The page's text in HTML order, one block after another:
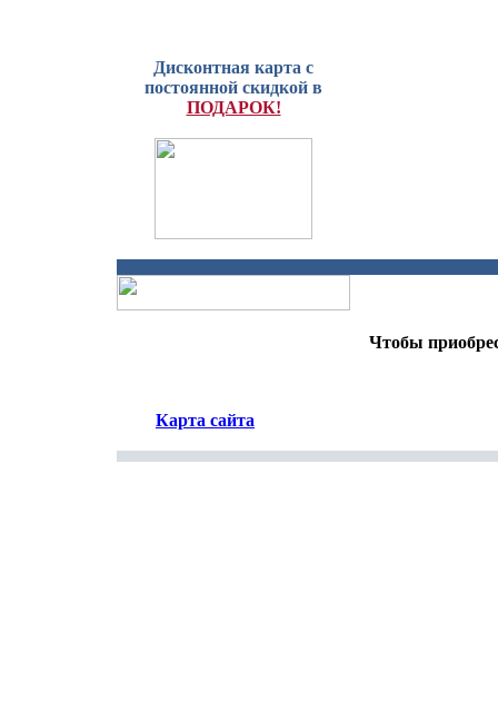
Дисконтная карта с
постоянной скидкой в
ПОДАРОК!
Чтобы
Карта сайта